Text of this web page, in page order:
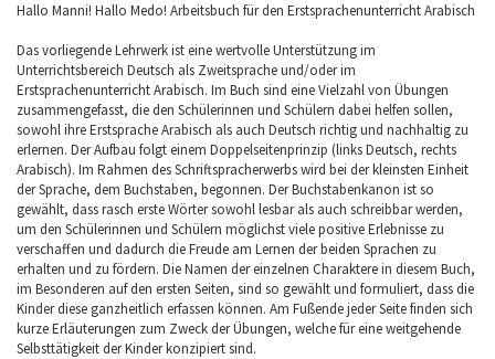
Hallo Manni! Hallo Medo! Arbeitsbuch für den Erstsprachenunterricht Arabisch
Das vorliegende Lehrwerk ist eine wertvolle Unterstützung im
Unterrichtsbereich Deutsch als Zweitsprache und/oder im
Erstsprachenunterricht Arabisch. Im Buch sind eine Vielzahl von Übungen
zusammengefasst, die den Schülerinnen und Schülern dabei helfen sollen,
sowohl ihre Erstsprache Arabisch als auch Deutsch richtig und nachhaltig zu
erlernen. Der Aufbau folgt einem Doppelseitenprinzip (links Deutsch, rechts
Arabisch). Im Rahmen des Schriftspracherwerbs wird bei der kleinsten Einheit
der Sprache, dem Buchstaben, begonnen. Der Buchstabenkanon ist so
gewählt, dass rasch erste Wörter sowohl lesbar als auch schreibbar werden,
um den Schülerinnen und Schülern möglichst viele positive Erlebnisse zu
verschaffen und dadurch die Freude am Lernen der beiden Sprachen zu
erhalten und zu fördern. Die Namen der einzelnen Charaktere in diesem Buch,
im Besonderen auf den ersten Seiten, sind so gewählt und formuliert, dass die
Kinder diese ganzheitlich erfassen können. Am Fußende jeder Seite finden sich
kurze Erläuterungen zum Zweck der Übungen, welche für eine weitgehende
Selbsttätigkeit der Kinder konzipiert sind.